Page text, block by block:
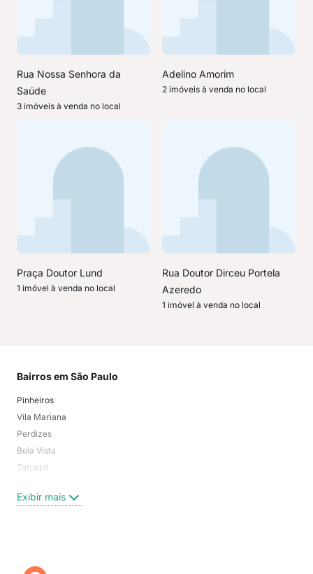
Rua Nossa Senhora da
Saúde
3 imóveis à venda no local
Adelino Amorim
2 imóveis à venda no local
Praça Doutor Lund
1 imóvel à venda no local
Rua Doutor Dirceu Portela
Azeredo
1 imóvel à venda no local
Bairros em São Paulo
Pinheiros
Vila Mariana
Perdizes
Bela Vista
Tatuapé
Centro
Campo Belo
Exibir mais